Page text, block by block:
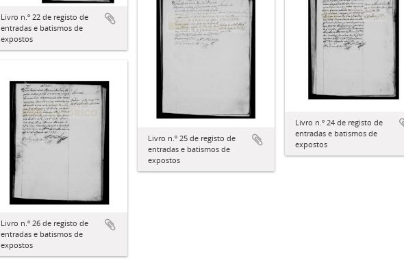
Livro n.º 22 de registo de
entradas e batismos de
expostos
Livro n.º 24 de registo de
entradas e batismos de
expostos
Livro n.º 25 de registo de
entradas e batismos de
expostos
Livro n.º 26 de registo de
entradas e batismos de
expostos